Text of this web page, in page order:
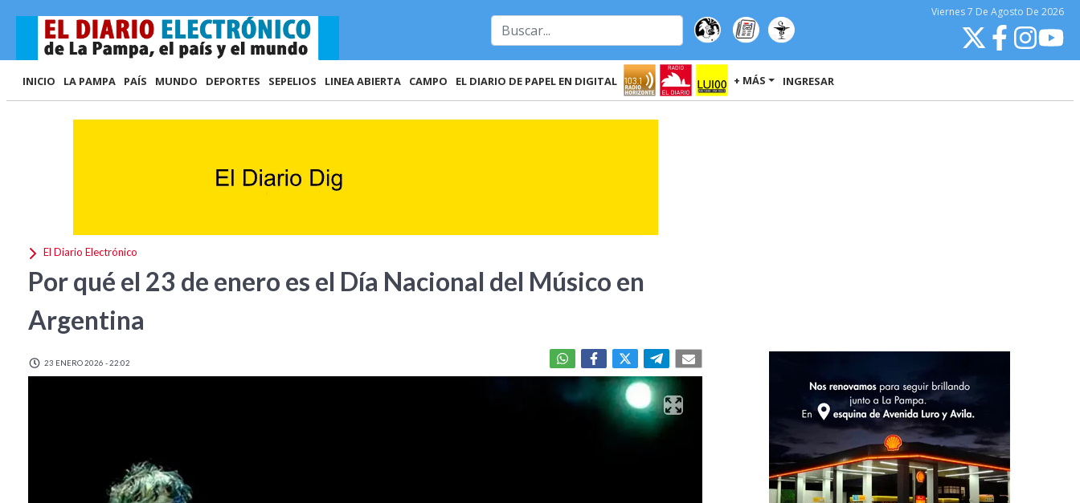
Viernes7 De Agosto De 2026
INICIO LA PAMPA PAÍS MUNDO DEPORTES SEPELIOS LINEA ABIERTA CAMPO EL DIARIO DE PAPEL EN DIGITAL + MÁS INGRESAR
El Diario Electrónico
Por qué el 23 de enero es el Día Nacional del Músico en
Argentina
23 ENERO 2026 - 22:02